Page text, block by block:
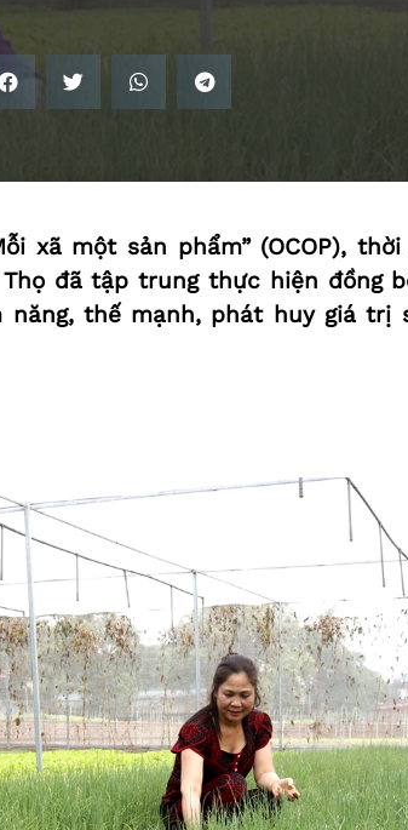
xã một sản phẩm” (OCOP),
đã tập trung thực hiện đồng
thế mạnh, phát huy giá trị